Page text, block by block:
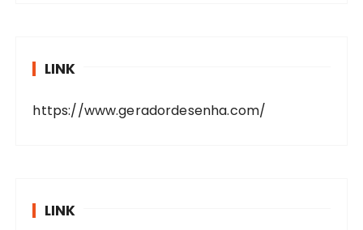
LINK
https://www.geradordesenha.com/
LINK